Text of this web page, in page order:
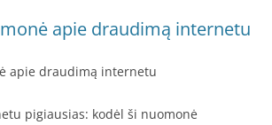
apie draudimą internetu
apie draudimą internetu
pigiausias: kodėl ši nuomonė